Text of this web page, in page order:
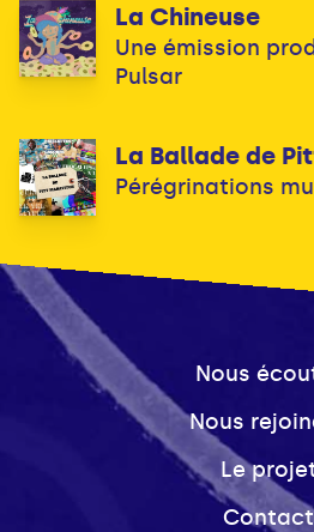
La Chineuse
Une émission
Pulsar
La Ballade de
Pérégrinations
Nous
Nous
Le
Contact